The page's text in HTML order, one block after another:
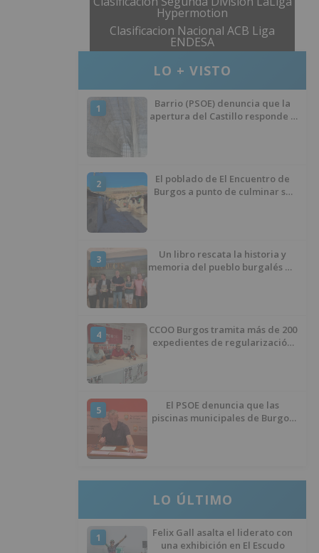
Hypermotion
Clasificacion Nacional ACB Liga
ENDESA
LO + VISTO
1
Barrio (PSOE) denuncia que la
apertura del Castillo responde a
2
El poblado de El Encuentro de
Burgos a punto de culminar su
3
Un libro rescata la historia y
memoria del pueblo burgalés de
4
CCOO Burgos tramita más de 200
expedientes de regularización
5
El PSOE denuncia que las
piscinas municipales de Burgos
LO ÚLTIMO
1
Felix Gall asalta el liderato con
una exhibición en El Escudo